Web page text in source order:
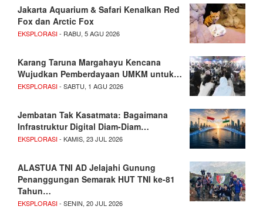
Jakarta Aquarium & Safari Kenalkan Red
Fox dan Arctic Fox
EKSPLORASI- RABU, 5 AGU 2026
Karang Taruna Margahayu Kencana
Wujudkan Pemberdayaan UMKM untuk…
EKSPLORASI- SABTU, 1 AGU 2026
Jembatan Tak Kasatmata: Bagaimana
Infrastruktur Digital Diam-Diam…
EKSPLORASI- KAMIS, 23 JUL 2026
ALASTUA TNI AD Jelajahi Gunung
Penanggungan Semarak HUT TNI ke-81
Tahun…
EKSPLORASI- SENIN, 20 JUL 2026